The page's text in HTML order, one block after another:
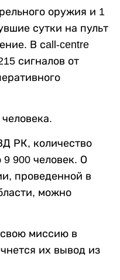
оружия и 1
сутки на пульт
В сall-centre
сигналов от
РК, количество
9 900 человек. О
проведенной в
можно
миссию в
их вывод из